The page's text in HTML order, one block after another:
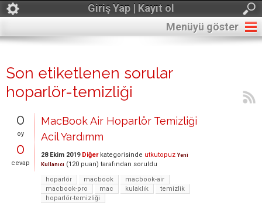
Giriş Yap | Kayıt ol
Menüyü göster
Son etiketlenen sorular
hoparlör-temizliği
0
oy
0
cevap
MacBook Air Hoparlör Temizliği
Acil Yardımm
28 Ekim 2019 Diğerkategorisinde utkutopuz Yeni
Kullanıcı (120 puan) tarafından soruldu
hoparlör
macbook
macbook-air
macbook-pro
mac kulaklık
temizlik
hoparlör-temizliği